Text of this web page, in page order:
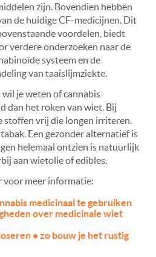
zijn. Bovendien hebben
de huidige CF-medicijnen. Dit
voordelen, biedt
verdere onderzoeken naar de
systeem en de
van taaislijmziekte.
je weten of cannabis
dan het roken van wiet. Bij
stoffen vrij die longen irriteren.
Een gezonder alternatief is
helemaal ontzien is natuurlijk
aan wietolie of edibles.
voor meer informatie:
medicinaal te gebruiken
over medicinale wiet
• zo bouw je het rustig